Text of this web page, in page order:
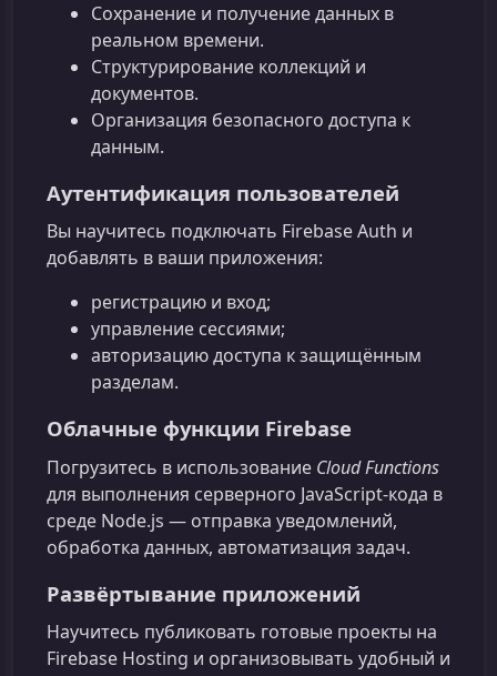
Сохранение и получение данных в
реальном времени.
Структурирование коллекций и
документов.
Организация безопасного доступа к
данным.
Аутентификация пользователей
Вы научитесь подключать Firebase Auth и
добавлять в ваши приложения:
регистрацию и вход;
управление сессиями;
авторизацию доступа к защищённым
разделам.
Облачные функции Firebase
Погрузитесь в использование Cloud Functions
для выполнения серверного JavaScript‑кода в
среде Node.js — отправка уведомлений,
обработка данных, автоматизация задач.
Развёртывание приложений
Научитесь публиковать готовые проекты на
Firebase Hosting и организовывать удобный и